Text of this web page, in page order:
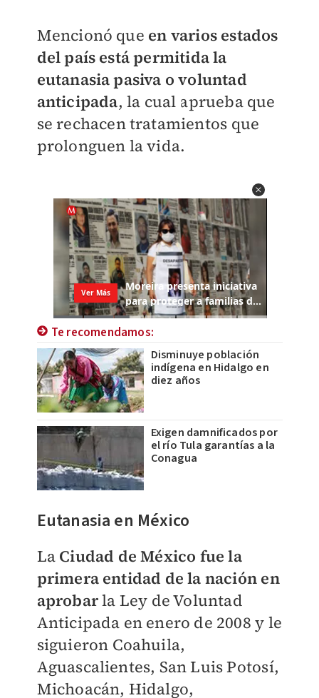
Mencionó que en varios estados
del país está permitida la
eutanasia pasiva o voluntad
anticipada, la cual aprueba que
se rechacen tratamientos que
prolonguen la vida.
Te recomendamos:
Disminuye población
indígena en Hidalgo en
diez años
Exigen damnificados por
el río Tula garantías a la
Conagua
Eutanasia en México
La Ciudad de México fue la
primera entidad de la nación en
aprobarla Ley de Voluntad
Anticipada en enero de 2008 y le
siguieron Coahuila,
Aguascalientes, San Luis Potosí,
Michoacán, Hidalgo,